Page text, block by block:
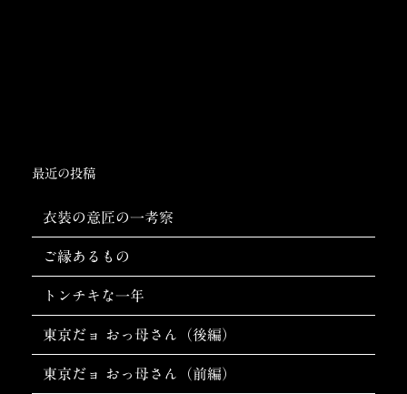
最近の投稿
衣装の意匠の一考察
ご縁あるもの
トンチキな一年
東京だョ おっ母さん（後編）
東京だョ おっ母さん（前編）